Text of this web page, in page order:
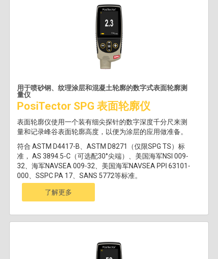
用于喷砂钢、纹理涂层和混凝土轮廓的数字式表面轮廓测
量仪
PosiTector SPG 表面轮廓仪
表面轮廓仪使用一个装有细尖探针的数字深度千分尺来测
量和记录峰谷表面轮廓高度，以便为涂层的应用做准备。
符合 ASTM D4417-B、ASTM D8271（仅限SPG TS）标
准， AS 3894.5-C（可选配30°尖端）、美国海军NSI 009-
32、海军NAVSEA 009-32、美国海军NAVSEA PPI 63101-
000、SSPC PA 17、SANS 5772等标准。
了解更多